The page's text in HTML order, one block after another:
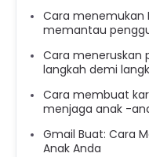
Cara menemukan
memantau
Cara meneruskan
langkah demi
Cara membuat
menjaga anak -
Gmail Buat: Cara
Anak Anda